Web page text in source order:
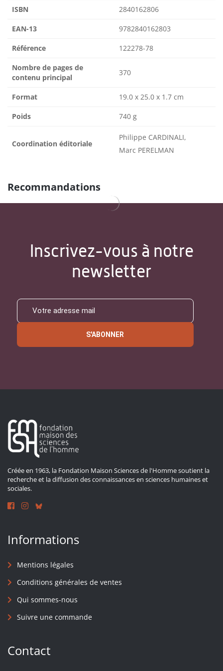
ISBN 2840162806
EAN-13 9782840162803
Référence 122278-78
Nombre de pages de
contenu principal
370
Format 19.0 x 25.0 x 1.7 cm
Poids 740 g
Coordination éditoriale
Philippe CARDINALI,
Marc PERELMAN
Recommandations
Inscrivez-vous à notre
newsletter
S'ABONNER
Créée en 1963, la Fondation Maison Sciences de l'Homme soutient la
recherche et la diffusion des connaissances en sciences humaines et
sociales.
Informations
Mentions légales
Conditions générales de ventes
Qui sommes-nous
Suivre une commande
Contact